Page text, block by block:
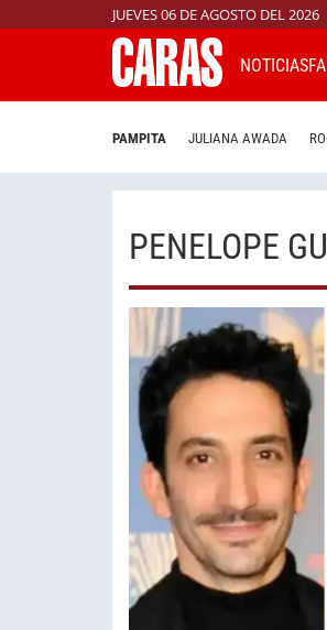
JUEVES 06 DE AGOSTO DEL 2026
NOTICIAS
PAMPITA JULIANA AWADA
PENELOPE